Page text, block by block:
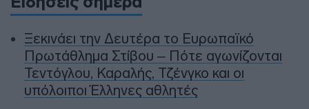
Ξεκινάει την Δευτέρα το Ευρωπαϊκό
Πρωτάθλημα Στίβου – Πότε αγωνίζονται
Τεντόγλου, Καραλής, Τζένγκο και οι
υπόλοιποι Έλληνες αθλητές